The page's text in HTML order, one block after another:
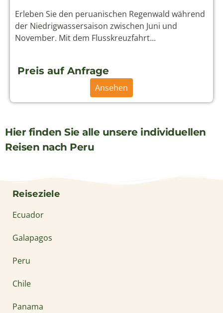
Erleben Sie den peruanischen Regenwald während
der Niedrigwassersaison zwischen Juni und
November. Mit dem Flusskreuzfahrt...
Preis auf Anfrage
Ansehen
Hier finden Sie alle unsere individuellen
Reisen nach Peru
Reiseziele
Ecuador
Galapagos
Peru
Chile
Panama